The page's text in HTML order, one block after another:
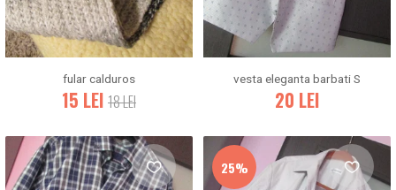
fular calduros
15 LEI 18LEI
vesta eleganta barbati S
20 LEI
25%